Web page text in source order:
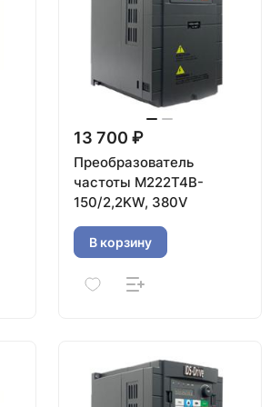
13 700 ₽
Преобразователь
частоты M222T4B-
150/2,2KW, 380V
В корзину